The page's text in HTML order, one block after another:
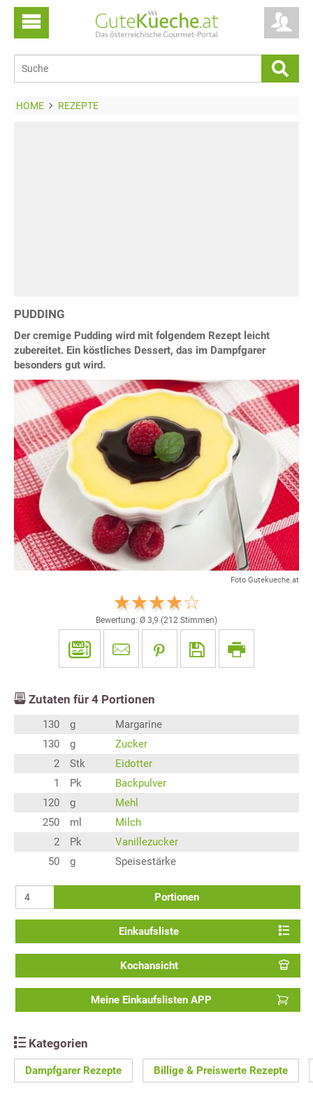
HOME REZEPTE
PUDDING
Der cremige Pudding wird mit folgendem Rezept leicht
zubereitet. Ein köstliches Dessert, das im Dampfgarer
besonders gut wird.
Foto Gutekueche.at
Bewertung: Ø 3,9 (212 Stimmen)
Zutaten für 4 Portionen
130 g
Margarine
130
g
Zucker
2
Stk
Eidotter
1
Pk
Backpulver
120
g
Mehl
250
ml
Milch
2
Pk
Vanillezucker
50
g Speisestärke
Portionen
Einkaufsliste
Kochansicht
Meine Einkaufslisten APP
Kategorien
Dampfgarer Rezepte Billige & Preiswerte Rezepte